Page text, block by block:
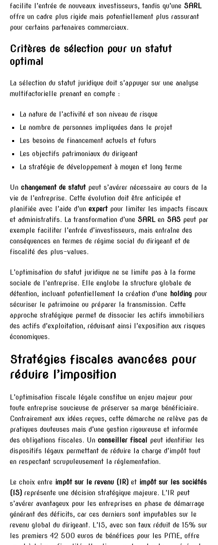
facilite l’entrée de nouveaux investisseurs, tandis qu’une SARL
offre un cadre plus rigide mais potentiellement plus rassurant
pour certains partenaires commerciaux.
Critères de sélection pour un statut
optimal
La sélection du statut juridique doit s’appuyer sur une analyse
multifactorielle prenant en compte :
La nature de l’activité et son niveau de risque
Le nombre de personnes impliquées dans le projet
Les besoins de financement actuels et futurs
Les objectifs patrimoniaux du dirigeant
La stratégie de développement à moyen et long terme
Un changement de statutpeut s’avérer nécessaire au cours de la
vie de l’entreprise. Cette évolution doit être anticipée et
planifiée avec l’aide d’un expertpour limiter les impacts fiscaux
et administratifs. La transformation d’une SARLen SAS peut par
exemple faciliter l’entrée d’investisseurs, mais entraîne des
conséquences en termes de régime social du dirigeant et de
fiscalité des plus-values.
L’optimisation du statut juridique ne se limite pas à la forme
sociale de l’entreprise. Elle englobe la structure globale de
détention, incluant potentiellement la création d’une holding pour
sécuriser le patrimoine ou préparer la transmission. Cette
approche stratégique permet de dissocier les actifs immobiliers
des actifs d’exploitation, réduisant ainsi l’exposition aux risques
économiques.
Stratégies fiscales avancées pour
réduire l’imposition
L’optimisation fiscale légale constitue un enjeu majeur pour
toute entreprise soucieuse de préserver sa marge bénéficiaire.
Contrairement aux idées reçues, cette démarche ne relève pas de
pratiques douteuses mais d’une gestion rigoureuse et informée
des obligations fiscales. Un conseiller fiscal
peut identifier les
dispositifs légaux permettant de réduire la charge d’impôt tout
en respectant scrupuleusement la réglementation.
Le choix entre impôt sur le revenu (IR) et impôt sur les sociétés
(IS) représente une décision stratégique majeure. L’IR peut
s’avérer avantageux pour les entreprises en phase de démarrage
générant des déficits, car ces derniers sont imputables sur le
revenu global du dirigeant. L’IS, avec son taux réduit de 15% sur
les premiers 42 500 euros de bénéfices pour les PME, offre